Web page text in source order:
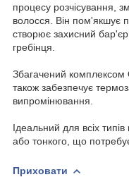
процесу розчісування,
волосся. Він пом'якшує
створює захисний
гребінця.
Збагачений
також забезпечує
випромінювання.
Ідеальний для всіх
або тонкого, що
Приховати